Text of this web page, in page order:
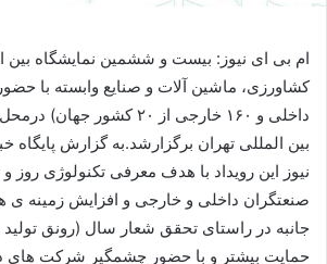
ام بی ای نیوز: بیست و ششمین نمایشگاه بین
داخلی و ۱۶۰ خارجی از ۲۰
بین المللی تهران برگزارشد.به گزارش پایگاه
نیوز این رویداد با هدف معرفی تکنولوژی روز
صنعتگران داخلی و خارجی و افزایش زمینه ی
جانبه در راستای تحقق شعار سال (رونق
حمایت بیشتر و با حضور چشمگیر شرکت های